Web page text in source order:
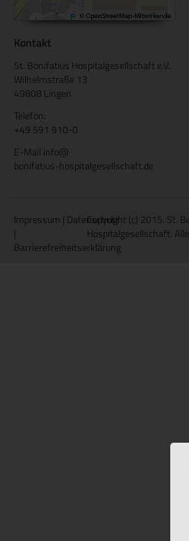
Kontakt
St. Bonifatius Hospitalgesellschaft e.V.
Wilhelmstraße 13
49808 Lingen
Telefon:
+49 591 910-0
E-Mail info@
bonifatius-hospitalgesellschaft.de
Impressum | Datenschutz
|
Barrierefreiheitserklärung
Copyright (c) 2015. St.
Hospitalgesellschaft.